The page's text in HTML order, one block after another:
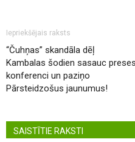
Iepriekšējais raksts
“Čuhņas” skandāla dēļ
Kambalas šodien sasauc preses
konferenci un paziņo
Pārsteidzošus jaunumus!
SAISTĪTIE RAKSTI